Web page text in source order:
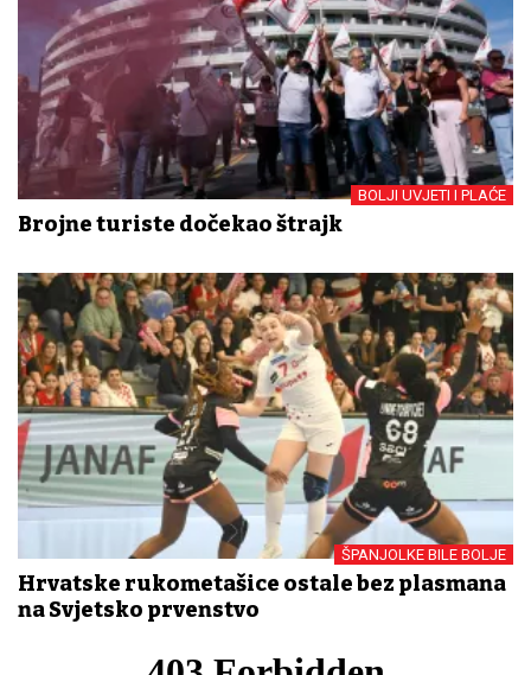
BOLJI UVJETI I PLAĆE
Brojne turiste dočekao štrajk
ŠPANJOLKE BILE BOLJE
Hrvatske rukometašice ostale bez plasmana
na Svjetsko prvenstvo